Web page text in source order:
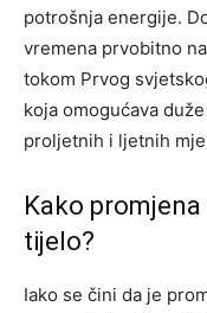
potrošnja energije.
vremena prvobitno
tokom Prvog
koja omogućava
proljetnih i ljetnih
Kako
tijelo?
Iako se čini da je